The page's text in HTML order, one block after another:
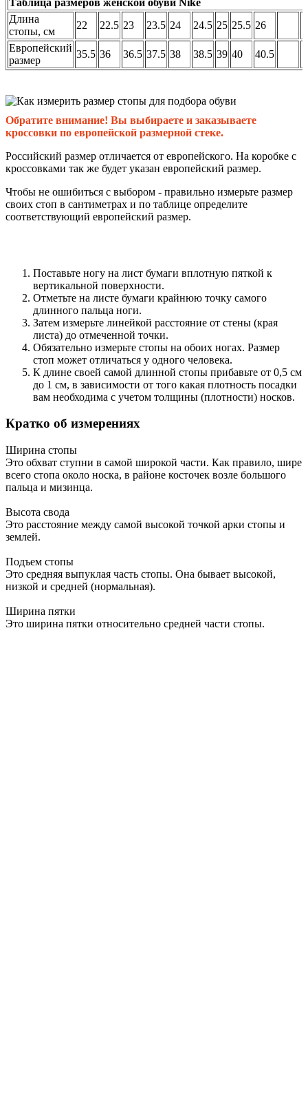
Длина
стопы, см
22 22.5 23 23.5 24 24.5 25 25.5 26
Европейский
размер
35.5 36 36.5 37.5 38 38.5 39 40 40.5
Обратите внимание! Вы выбираете и заказываете
кроссовки по европейской размерной стеке.
Российский размер отличается от европейского. На коробке с
кроссовками так же будет указан европейский размер.
Чтобы не ошибиться с выбором - правильно измерьте размер
своих стоп в сантиметрах и по таблице определите
соответствующий европейский размер.
Поставьте ногу на лист бумаги вплотную пяткой к
вертикальной поверхности.
Отметьте на листе бумаги крайнюю точку самого
длинного пальца ноги.
Затем измерьте линейкой расстояние от стены (края
листа) до отмеченной точки.
Обязательно измерьте стопы на обоих ногах. Размер
стоп может отличаться у одного человека.
К длине своей самой длинной стопы прибавьте от 0,5 см
до 1 см, в зависимости от того какая плотность посадки
вам необходима с учетом толщины (плотности) носков.
Кратко об измерениях
Ширина стопы
Это обхват ступни в самой широкой части. Как правило, шире
всего стопа около носка, в районе косточек возле большого
пальца и мизинца.
Высота свода
Это расстояние между самой высокой точкой арки стопы и
землей.
Подъем стопы
Это средняя выпуклая часть стопы. Она бывает высокой,
низкой и средней (нормальная).
Ширина пятки
Это ширина пятки относительно средней части стопы.